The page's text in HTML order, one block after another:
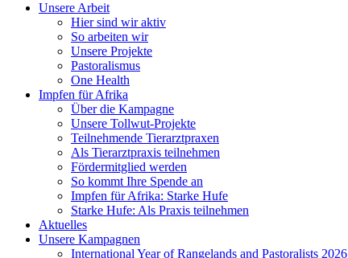
Unsere Arbeit
Hier sind wir aktiv
So arbeiten wir
Unsere Projekte
Pastoralismus
One Health
Impfen für Afrika
Über die Kampagne
Unsere Tollwut-Projekte
Teilnehmende Tierarztpraxen
Als Tierarztpraxis teilnehmen
Fördermitglied werden
So kommt Ihre Spende an
Impfen für Afrika: Starke Hufe
Starke Hufe: Als Praxis teilnehmen
Aktuelles
Unsere Kampagnen
International Year of Rangelands and Pastoralists 2026